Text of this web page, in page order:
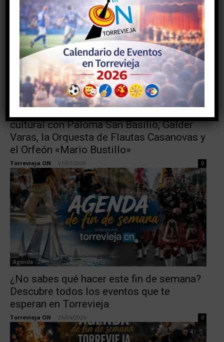
Agenda
cultural con Paloma San Basilio, Galder
Varas, la Orquesta de Flautas Casanovas y
el Orfeón «Mario Bustillo»
Torrevieja ON 01/07/2026 0
Agenda
¿No sabes qué hacer este fin de semana?
Descubre todos los eventos que te
esperan en Torrevieja
Torrevieja ON 26/06/2026 0